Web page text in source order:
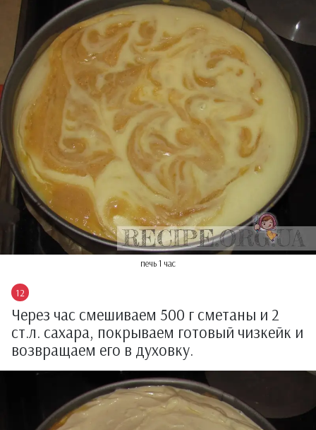
печь 1 час
Через час смешиваем 500 г сметаны и 2
ст.л. сахара, покрываем готовый чизкейк и
возвращаем его в духовку.